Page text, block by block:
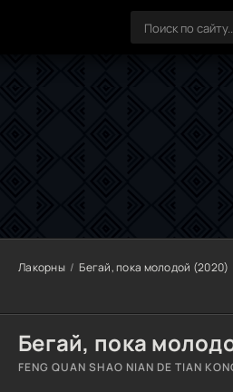
Лакорны Бегай, пока молодой (2020)
Бегай, пока
FENG QUAN SHAO NIAN DE TIAN